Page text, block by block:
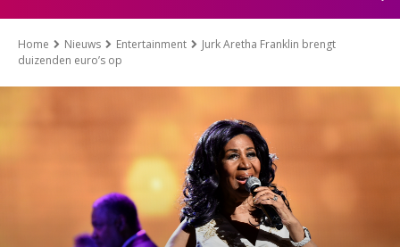
Home Nieuws Entertainment
Jurk Aretha Franklin brengt
duizenden euro’s op